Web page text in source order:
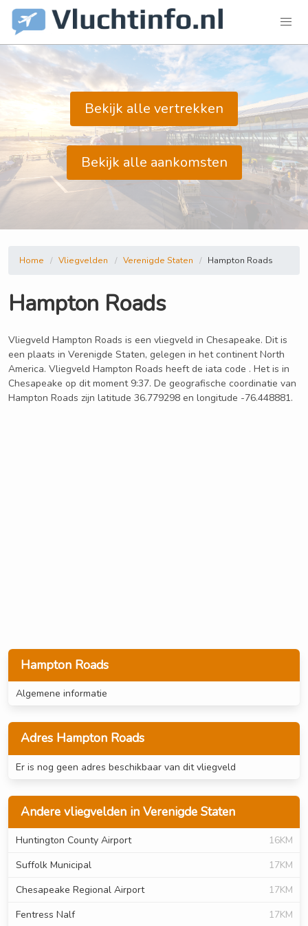
Bekijk alle vertrekken
Bekijk alle aankomsten
Hampton Roads
Algemene informatie
Adres Hampton Roads
Er is nog geen adres beschikbaar van dit vliegveld
Andere vliegvelden in Verenigde Staten
Huntington County Airport
16KM
Suffolk Municipal
17KM
Chesapeake Regional Airport
17KM
Fentress Nalf
17KM
Home Vliegvelden Verenigde Staten Hampton Roads
Hampton Roads
Vliegveld Hampton Roads is een vliegveld in Chesapeake. Dit is
een plaats in Verenigde Staten, gelegen in het continent North
America. Vliegveld Hampton Roads heeft de iata code . Het is in
Chesapeake op dit moment 9:37. De geografische coordinatie van
Hampton Roads zijn latitude 36.779298 en longitude -76.448881.